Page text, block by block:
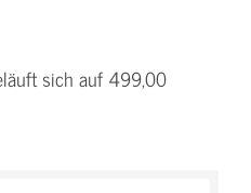
sich auf 499,00